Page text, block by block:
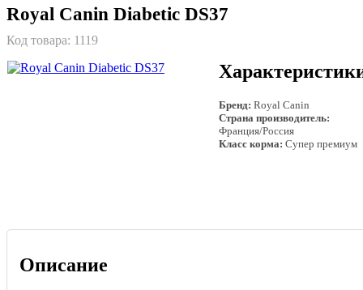
Royal Canin Diabetic DS37
Код товара: 1119
Бренд: Royal Canin
Страна производитель:
Франция/Россия
Класс корма: Супер премиум
Описание